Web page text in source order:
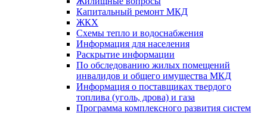
Капитальный ремонт МКД
ЖКХ
Схемы тепло и водоснабжения
Информация для населения
Раскрытие информации
По обследованию жилых помещений
инвалидов и общего имущества МКД
Информация о поставщиках твердого
топлива (уголь, дрова) и газа
Программа комплексного развития систем